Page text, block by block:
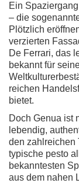
Ein
– die
Plötzlich
verzierten
De Ferrari, das
bekannt für
reichen
bietet.
Doch Genua ist
lebendig,
den zahlreichen
typische pesto
bekanntesten
aus dem nahen